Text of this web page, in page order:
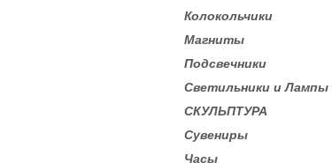
Колокольчики
Магниты
Подсвечники
Светильники и Лампы
СКУЛЬПТУРА
Сувениры
Часы